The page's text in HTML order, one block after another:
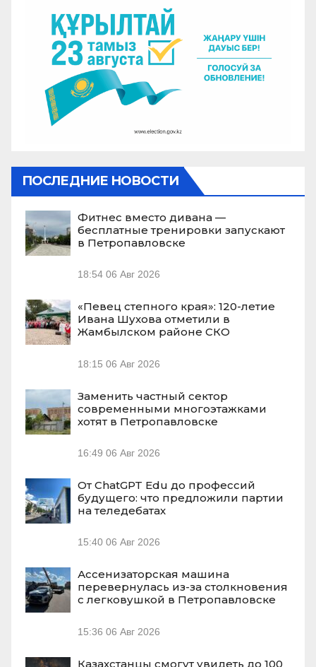
ПОСЛЕДНИЕ НОВОСТИ
Фитнес вместо дивана —
бесплатные тренировки запускают
в Петропавловске
18:54 06 Авг 2026
«Певец степного края»: 120-летие
Ивана Шухова отметили в
Жамбылском районе СКО
18:15 06 Авг 2026
Заменить частный сектор
современными многоэтажками
хотят в Петропавловске
16:49 06 Авг 2026
От ChatGPT Edu до профессий
будущего: что предложили партии
на теледебатах
15:40 06 Авг 2026
Ассенизаторская машина
перевернулась из-за столкновения
с легковушкой в Петропавловске
15:36 06 Авг 2026
Казахстанцы смогут увидеть до 100